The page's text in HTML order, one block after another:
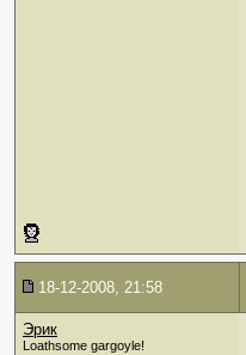
18-12-2008, 21:58
Эрик
Loathsome gargoyle!